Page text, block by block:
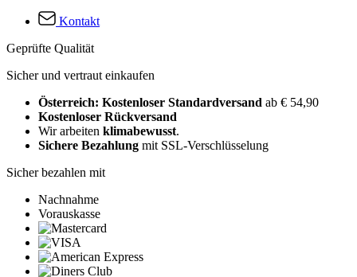
Kontakt
Geprüfte Qualität
Sicher und vertraut einkaufen
Österreich: Kostenloser Standardversand ab € 54,90
Kostenloser Rückversand
Wir arbeiten klimabewusst.
Sichere Bezahlung mit SSL-Verschlüsselung
Sicher bezahlen mit
Nachnahme
Vorauskasse